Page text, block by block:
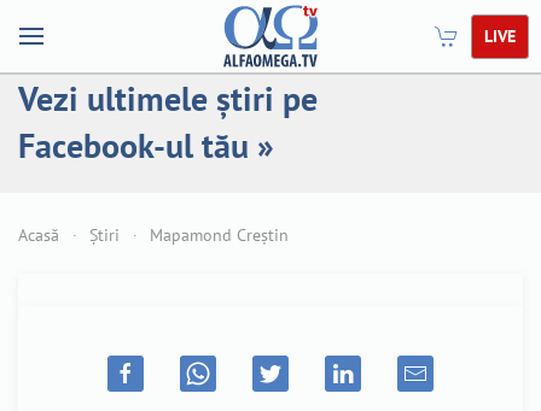
LIVE
Vezi ultimele știri pe
Facebook-ul tău »
Acasă Știri Mapamond Creștin